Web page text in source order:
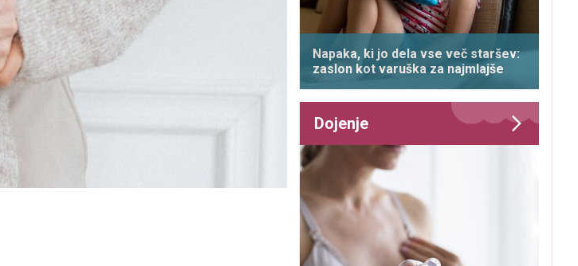
Napaka, ki jo dela vse več staršev:
zaslon kot varuška za najmlajše
Dojenje